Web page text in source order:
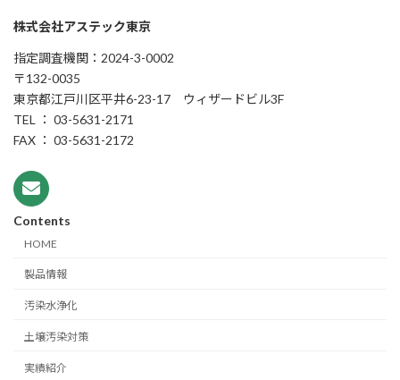
株式会社アステック東京
指定調査機関：2024-3-0002
〒132-0035
東京都江戸川区平井6-23-17 ウィザードビル3F
TEL ： 03-5631-2171
FAX ： 03-5631-2172
Contents
HOME
製品情報
汚染水浄化
土壌汚染対策
実績紹介